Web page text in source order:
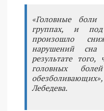
«Головные
группах, и
произошло
нарушений
результате того,
головных
Лебедева.